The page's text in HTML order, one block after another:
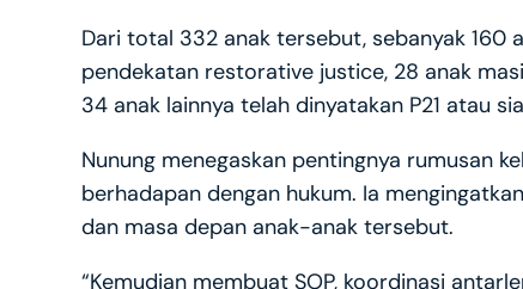
Dari total 332 anak tersebut, sebanyak 160
pendekatan restorative justice, 28 anak
34 anak lainnya telah dinyatakan P21 atau
Nunung menegaskan pentingnya rumusan
berhadapan dengan hukum. Ia
dan masa depan anak-anak tersebut.
“Kemudian membuat SOP, koordinasi